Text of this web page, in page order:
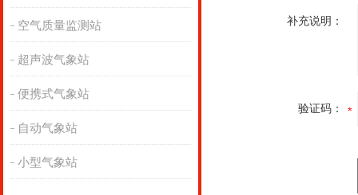
空气质量监测站
超声波气象站
便携式气象站
自动气象站
小型气象站
补充说明：
验证码：